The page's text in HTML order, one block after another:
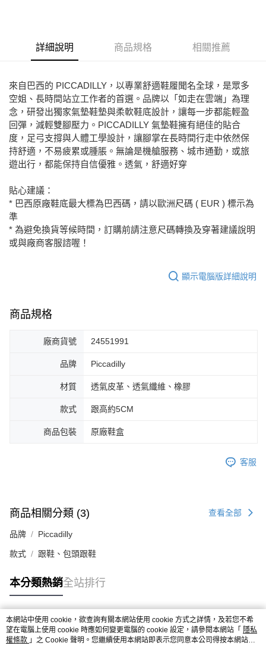
ATM付款
全家取貨付款
每筆NT$80，滿NT$2,000(含以上)免運費
7-11取貨付款
每筆NT$80，滿NT$2,000(含以上)免運費
宅配
免運費
付款後門市自取
每筆NT$80，滿NT$2,000(含以上)免運費
詳細說明 商品規格 相關推薦
來自巴西的 PICCADILLY，以專業舒適鞋履聞名全球，是眾多
空姐、長時間站立工作者的首選。品牌以「如走在雲端」為理
念，研發出獨家氣墊鞋墊與柔軟鞋底設計，讓每一步都能輕盈
回彈，減輕雙腳壓力。PICCADILLY 氣墊鞋擁有絕佳的貼合
度，足弓支撐與人體工學設計，讓腳掌在長時間行走中依然保
持舒適，不易疲累或腫脹。無論是機艙服務、城市通勤，或旅
遊出行，都能保持自信優雅。透氣，舒適好穿
貼心建議：
* 巴西原廠鞋底最大標為巴西碼，請以歐洲尺碼 ( EUR ) 標示為
準
* 為避免換貨等候時間，訂購前請注意尺碼轉換及穿著建議說明
或與廠商客服諮喔！
顯示電腦版詳細說明
商品規格
廠商貨號 24551991
品牌 Piccadilly
材質 透氣皮革、透氣纖維、橡膠
款式 跟高約5CM
商品包裝 原廠鞋盒
客服
商品相關分類 (3) 查看全部
品牌 Piccadilly
款式 跟鞋、包頭跟鞋
本分類熱銷全站排行
熱門標籤
本網站中使用 cookie，欲查詢有關本網站使用 cookie 方式之詳情，及若您不希
望在電腦上使用 cookie 時應如何變更電腦的 cookie 設定，請參閱本網站「 隱私
權條款 」之 Cookie 聲明。您繼續使用本網站即表示您同意本公司得按本網站使